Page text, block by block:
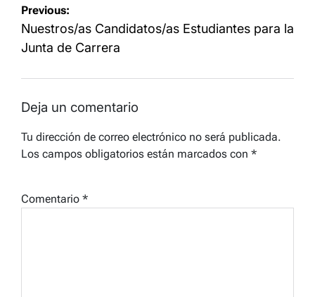
Navegación
de
entradas
Previous:
Nuestros/as Candidatos/as Estudiantes para la
Junta de Carrera
Deja un comentario
Tu dirección de correo electrónico no será publicada.
Los campos obligatorios están marcados con *
Comentario *